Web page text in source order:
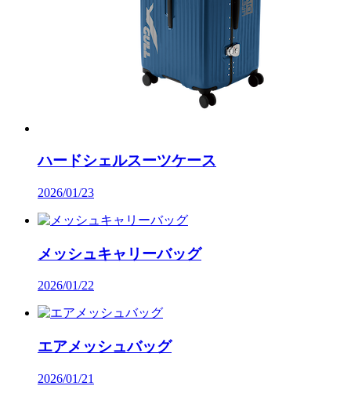
ハードシェルスーツケース
2026/01/23
メッシュキャリーバッグ
2026/01/22
エアメッシュバッグ
2026/01/21